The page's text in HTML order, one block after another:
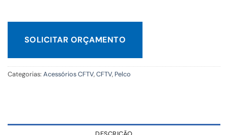
SOLICITAR ORÇAMENTO
Categorias: Acessórios CFTV,CFTV, Pelco